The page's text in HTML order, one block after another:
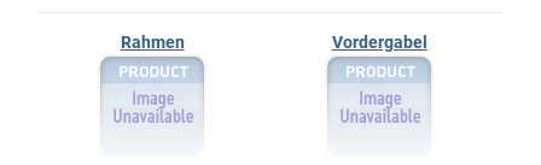
Rahmen Vordergabel